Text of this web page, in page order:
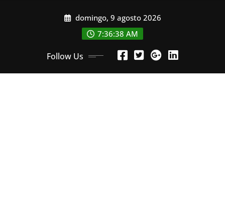
domingo, 9 agosto 2026
7:36:40 AM
Follow Us